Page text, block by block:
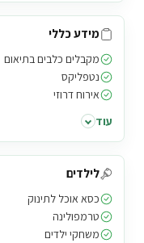
מידע כללי
מקבלים כלבים בתיאום
נטפליקס
אירוח דרוזי
עוד
לילדים
כסא אוכל לתינוק
טרמפולינה
משחקי ילדים